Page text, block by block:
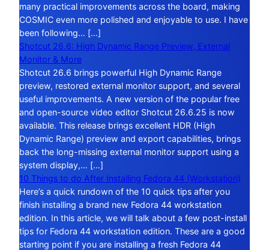
many practical improvements across the board, making
COSMIC even more polished and enjoyable to use. I have
been following… […]
Shotcut 26.6: High Dynamic Range Preview, External
Monitor & More
Shotcut 26.6 brings powerful High Dynamic Range
preview, restored external monitor support, and several
useful improvements. A new version of the popular free
and open-source video editor Shotcut 26.6.25 is now
available. This release brings excellent HDR (High
Dynamic Range) preview and export capabilities, brings
back the long-missing external monitor support using a
system display,… […]
10 Things to do After Installing Fedora 44 (Workstation)
Here’s a quick rundown of the 10 quick tips after you
finish installing a brand new Fedora 44 workstation
edition. In this article, we will talk about a few post-install
tips for Fedora 44 workstation edition. These are a good
starting point if you are installing a fresh Fedora 44